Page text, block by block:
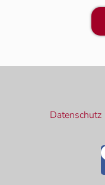
Datenschutz